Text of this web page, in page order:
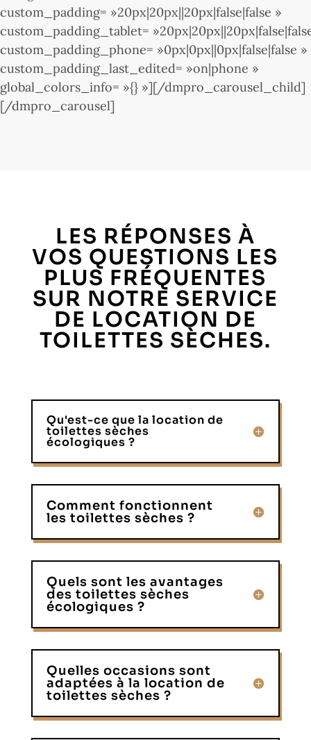
custom_padding= »20px|20px||20px|false|false »
custom_padding_tablet=
custom_padding_phone= »0px|0px||0px|false|false »
custom_padding_last_edited= »on|phone »
global_colors_info= »{} »][/dmpro_carousel_child]
[/dmpro_carousel]
LES RÉPONSES À
VOS QUESTIONS LES
PLUS FRÉQUENTES
SUR NOTRE SERVICE
DE LOCATION DE
TOILETTES SÈCHES.
Qu'est-ce que la location de
toilettes sèches
écologiques ?
Comment fonctionnent
les toilettes sèches ?
Quels sont les avantages
des toilettes sèches
écologiques ?
Quelles occasions sont
adaptées à la location de
toilettes sèches ?